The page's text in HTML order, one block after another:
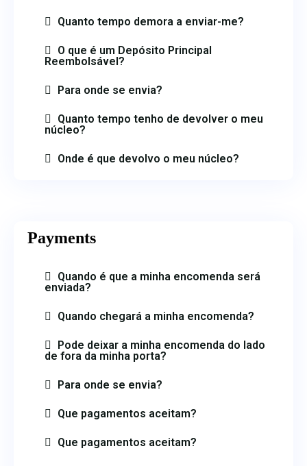
Quanto tempo demora a enviar-me?
O que é um Depósito Principal
Reembolsável?
Para onde se envia?
Quanto tempo tenho de devolver o meu
núcleo?
Onde é que devolvo o meu núcleo?
Payments
Quando é que a minha encomenda será
enviada?
Quando chegará a minha encomenda?
Pode deixar a minha encomenda do lado
de fora da minha porta?
Para onde se envia?
Que pagamentos aceitam?
Que pagamentos aceitam?